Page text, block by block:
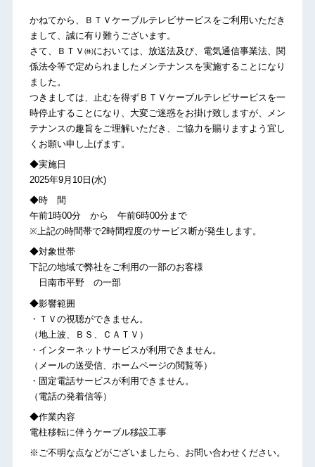
かねてから、ＢＴＶケーブルテレビサービスをご利用いただき
まして、誠に有り難うございます。
さて、ＢＴＶ㈱においては、放送法及び、電気通信事業法、関
係法令等で定められましたメンテナンスを実施することになり
ました。
つきましては、止むを得ずＢＴＶケーブルテレビサービスを一
時停止することになり、大変ご迷惑をお掛け致しますが、メン
テナンスの趣旨をご理解いただき、ご協力を賜りますよう宜し
くお願い申し上げます。
◆実施日
2025年9月10日(水)
◆時 間
午前1時00分 から 午前6時00分まで
※上記の時間帯で2時間程度のサービス断が発生します。
◆対象世帯
下記の地域で弊社をご利用の一部のお客様
日南市平野 の一部
◆影響範囲
・ＴＶの視聴ができません。
（地上波、ＢＳ、ＣＡＴＶ）
・インターネットサービスが利用できません。
（メールの送受信、ホームページの閲覧等）
・固定電話サービスが利用できません。
（電話の発着信等）
◆作業内容
電柱移転に伴うケーブル移設工事
※ご不明な点などがございましたら、お問い合わせください。